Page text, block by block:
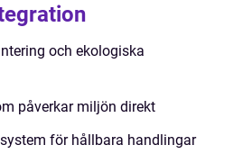
och ekologiska
påverkar miljön direkt
för hållbara handlingar